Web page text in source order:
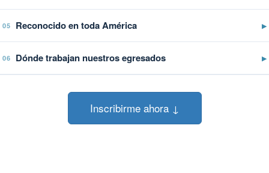
05 Reconocido en toda América ▶
06 Dónde trabajan nuestros egresados ▶
Inscribirme ahora ↓